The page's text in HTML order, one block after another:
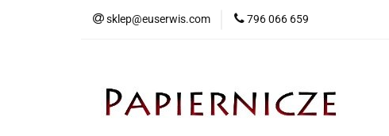
sklep@euserwis.com 796 066 659